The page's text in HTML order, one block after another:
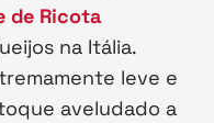
de Ricota
na Itália.
leve e
aveludado a